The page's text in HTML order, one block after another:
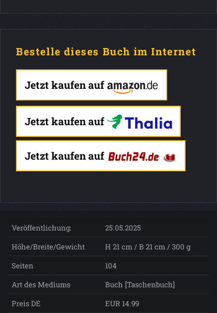
Bestelle dieses Buch im Internet
Jetzt kaufen auf
Jetzt kaufen auf
Jetzt kaufen auf
Veröffentlichung:
25.05.2025
Höhe/Breite/Gewicht
H 21 cm / B 21 cm / 300 g
Seiten
104
Art des Mediums
Buch [Taschenbuch]
Preis DE
EUR 14.99